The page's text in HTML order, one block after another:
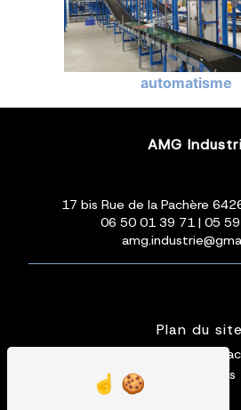
automatisme
AMG
17 bis Rue de la Pachère
06 50 01 39 71| 05
Plan du site
Galerie photos
Vidéos